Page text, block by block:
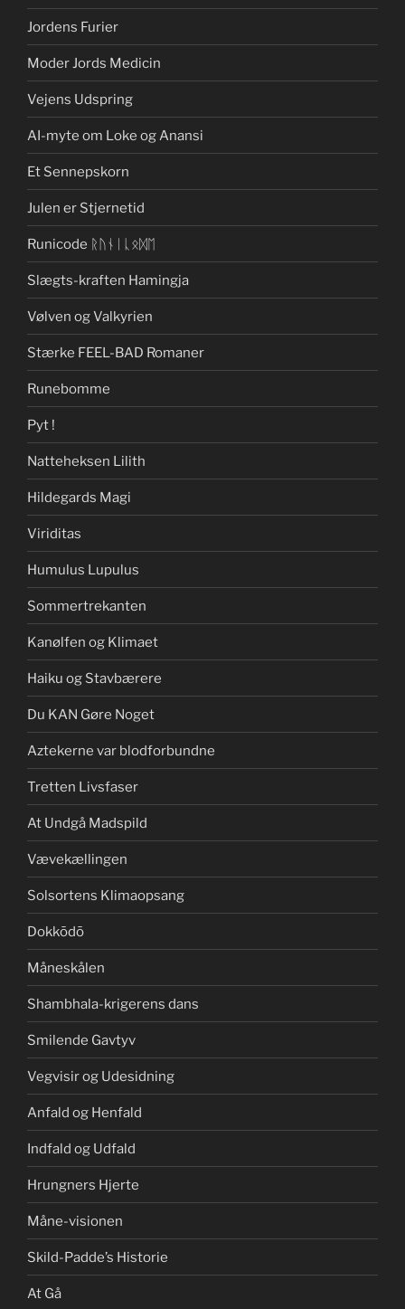
Jordens Furier
Moder Jords Medicin
Vejens Udspring
AI-myte om Loke og Anansi
Et Sennepskorn
Julen er Stjernetid
Runicode ᚱᚢᚾᛁᚳᛟᛞᛖ
Slægts-kraften Hamingja
Vølven og Valkyrien
Stærke FEEL-BAD Romaner
Runebomme
Pyt !
Natteheksen Lilith
Hildegards Magi
Viriditas
Humulus Lupulus
Sommertrekanten
Kanølfen og Klimaet
Haiku og Stavbærere
Du KAN Gøre Noget
Aztekerne var blodforbundne
Tretten Livsfaser
At Undgå Madspild
Vævekællingen
Solsortens Klimaopsang
Dokkōdō
Måneskålen
Shambhala-krigerens dans
Smilende Gavtyv
Vegvisir og Udesidning
Anfald og Henfald
Indfald og Udfald
Hrungners Hjerte
Måne-visionen
Skild-Padde’s Historie
At Gå